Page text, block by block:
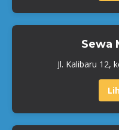
Sewa
Jl. Kalibaru 12,